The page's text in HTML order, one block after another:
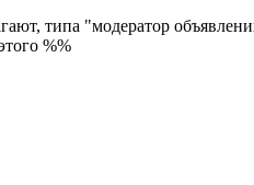
типа "модератор
%%